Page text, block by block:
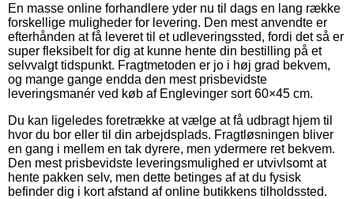
En masse online forhandlere yder nu til dags en lang række
forskellige muligheder for levering. Den mest anvendte er
efterhånden at få leveret til et udleveringssted, fordi det så er
super fleksibelt for dig at kunne hente din bestilling på et
selvvalgt tidspunkt. Fragtmetoden er jo i høj grad bekvem,
og mange gange endda den mest prisbevidste
leveringsmanér ved køb af Englevinger sort 60×45 cm.
Du kan ligeledes foretrække at vælge at få udbragt hjem til
hvor du bor eller til din arbejdsplads. Fragtløsningen bliver
en gang i mellem en tak dyrere, men ydermere ret bekvem.
Den mest prisbevidste leveringsmulighed er utvivlsomt at
hente pakken selv, men dette betinges af at du fysisk
befinder dig i kort afstand af online butikkens tilholdssted.